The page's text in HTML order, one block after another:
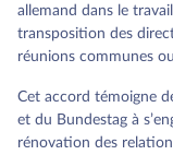
allemand dans le
transposition des
réunions communes
Cet accord témoigne
et du Bundestag à
rénovation des